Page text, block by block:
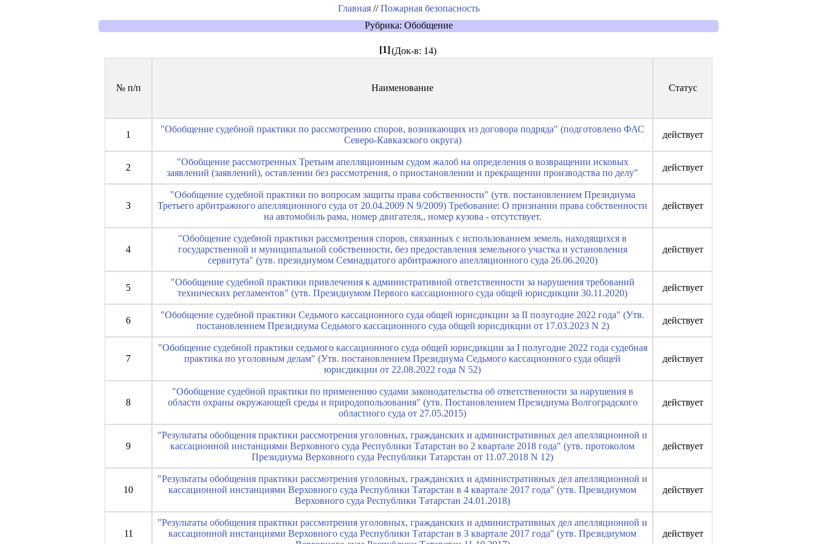
Главная //Пожарная безопасность
Рубрика: Обобщение
[1](Док-в: 14)
№ п/п Наименование Статус
1
"Обобщение судебной практики по рассмотрению споров, возникающих из договора подряда" (подготовлено ФАС
Северо-Кавказского округа)
действует
2
"Обобщение рассмотренных Третьим апелляционным судом жалоб на определения о возвращении исковых
заявлений (заявлений), оставлении без рассмотрения, о приостановлении и прекращении производства по делу"
действует
3
"Обобщение судебной практики по вопросам защиты права собственности" (утв. постановлением Президиума
Третьего арбитражного апелляционного суда от 20.04.2009 N 9/2009) Требование: О признании права собственности
на автомобиль рама, номер двигателя,, номер кузова - отсутствует.
действует
4
"Обобщение судебной практики рассмотрения споров, связанных с использованием земель, находящихся в
государственной и муниципальной собственности, без предоставления земельного участка и установления
сервитута" (утв. президиумом Семнадцатого арбитражного апелляционного суда 26.06.2020)
действует
5
"Обобщение судебной практики привлечения к административной ответственности за нарушения требований
технических регламентов" (утв. Президиумом Первого кассационного суда общей юрисдикции 30.11.2020)
действует
6
"Обобщение судебной практики Седьмого кассационного суда общей юрисдикции за II полугодие 2022 года" (Утв.
постановлением Президиума Седьмого кассационного суда общей юрисдикции от 17.03.2023 N 2)
действует
7
"Обобщение судебной практики седьмого кассационного суда общей юрисдикции за I полугодие 2022 года судебная
практика по уголовным делам" (Утв. постановлением Президиума Седьмого кассационного суда общей
юрисдикции от 22.08.2022 года N 52)
действует
8
"Обобщение судебной практики по применению судами законодательства об ответственности за нарушения в
области охраны окружающей среды и природопользования" (утв. Постановлением Президиума Волгоградского
областного суда от 27.05.2015)
действует
9
"Результаты обобщения практики рассмотрения уголовных, гражданских и административных дел апелляционной и
кассационной инстанциями Верховного суда Республики Татарстан во 2 квартале 2018 года" (утв. протоколом
Президиума Верховного суда Республики Татарстан от 11.07.2018 N 12)
действует
10
"Результаты обобщения практики рассмотрения уголовных, гражданских и административных дел апелляционной и
кассационной инстанциями Верховного суда Республики Татарстан в 4 квартале 2017 года" (утв. Президиумом
Верховного суда Республики Татарстан 24.01.2018)
действует
11
"Результаты обобщения практики рассмотрения уголовных, гражданских и административных дел апелляционной и
кассационной инстанциями Верховного суда Республики Татарстан в 3 квартале 2017 года" (утв. Президиумом
действует